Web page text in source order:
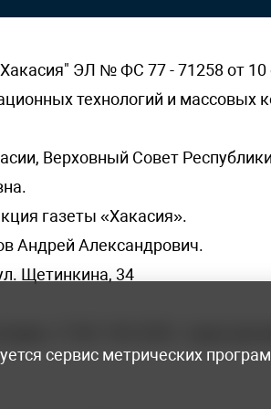
ЭЛ № ФС 77 - 71258 от 10
технологий и массовых
Верховный Совет
газеты «Хакасия».
Андрей Александрович.
Щетинкина, 34
сервис метрических